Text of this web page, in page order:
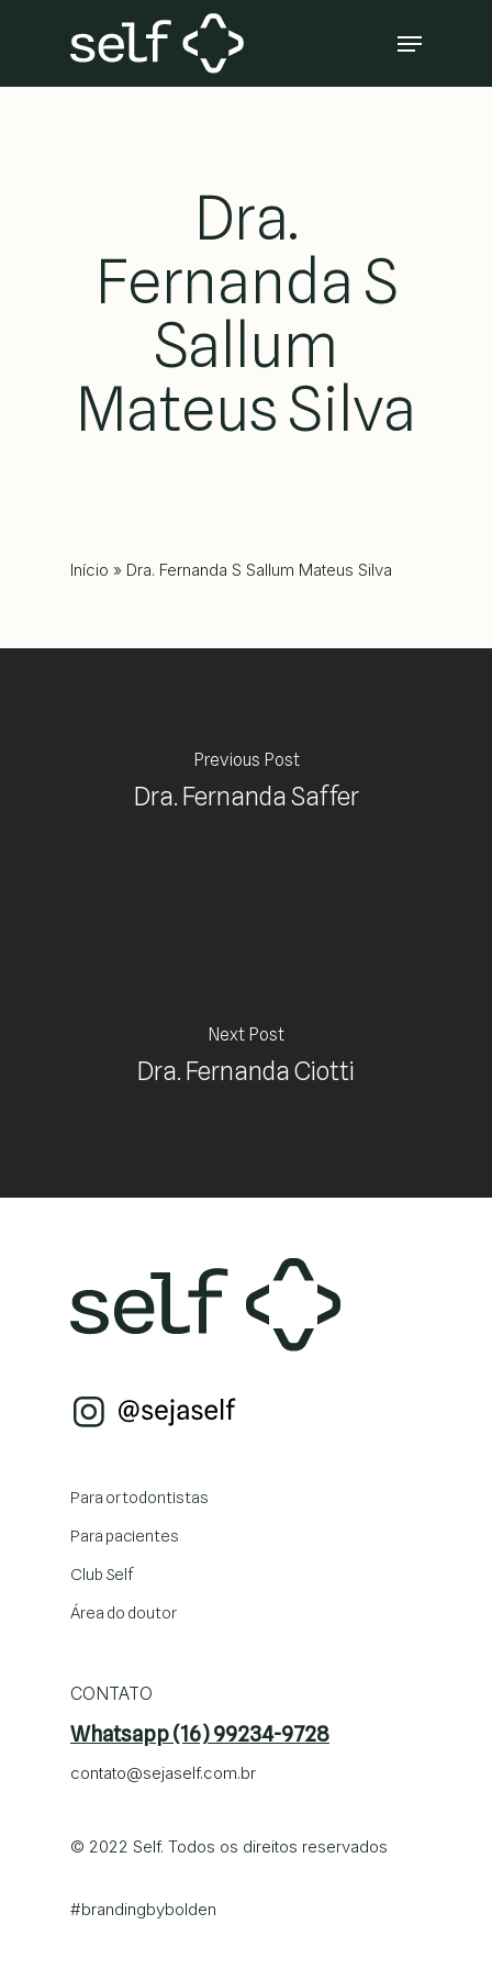
Menu
Dra.
Fernanda S
Sallum
Mateus Silva
Início » Dra. Fernanda S Sallum Mateus Silva
Previous Post
Dra. Fernanda Saffer
Next Post
Dra. Fernanda Ciotti
Para ortodontistas
Para pacientes
Club Self
Área do doutor
CONTATO
Whatsapp (16) 99234-9728
contato@sejaself.com.br
© 2022 Self. Todos os direitos reservados
#brandingbybolden